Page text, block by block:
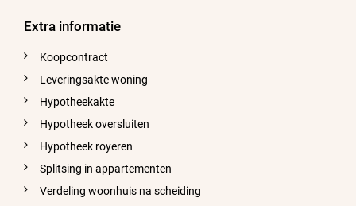
Extra informatie
Koopcontract
Leveringsakte woning
Hypotheekakte
Hypotheek oversluiten
Hypotheek royeren
Splitsing in appartementen
Verdeling woonhuis na scheiding